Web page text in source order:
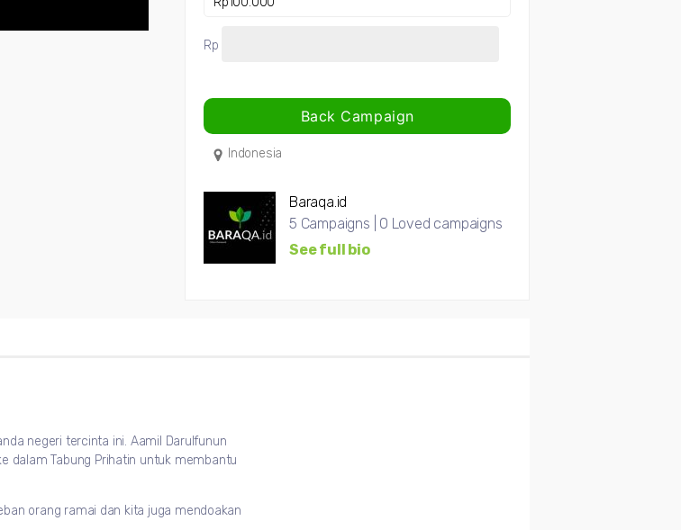
Rp
Back Campaign
Indonesia
Baraqa.id
5 Campaigns | 0 Loved campaigns
See full bio
negeri tercinta ini. Aamil Darulfunun
dalam Tabung Prihatin untuk membantu
orang ramai dan kita juga mendoakan